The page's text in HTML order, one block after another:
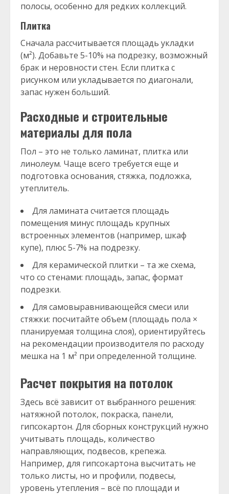
полосы, особенно для редких коллекций.
Плитка
Сначала рассчитывается площадь укладки
(м²). Добавьте 5-10% на подрезку, возможный
брак и неровности стен. Если плитка с
рисунком или укладывается по диагонали,
запас нужен больший.
Расходные и строительные
материалы для пола
Пол – это не только ламинат, плитка или
линолеум. Чаще всего требуется еще и
подготовка основания, стяжка, подложка,
утеплитель.
Для ламината считается площадь
помещения минус площадь крупных
встроенных элементов (например, шкаф
купе), плюс 5-7% на подрезку.
Для керамической плитки – та же схема,
что со стенами: площадь, запас, формат
подрезки.
Для самовыравнивающейся смеси или
стяжки: посчитайте объем (площадь пола ×
планируемая толщина слоя), ориентируйтесь
на рекомендации производителя по расходу
мешка на 1 м² при определенной толщине.
Расчет покрытия на потолок
Здесь всё зависит от выбранного решения:
натяжной потолок, покраска, панели,
гипсокартон. Для сборных конструкций нужно
учитывать площадь, количество
направляющих, подвесов, крепежа.
Например, для гипсокартона высчитать не
только листы, но и профили, подвесы,
уровень утепления – всё по площади и